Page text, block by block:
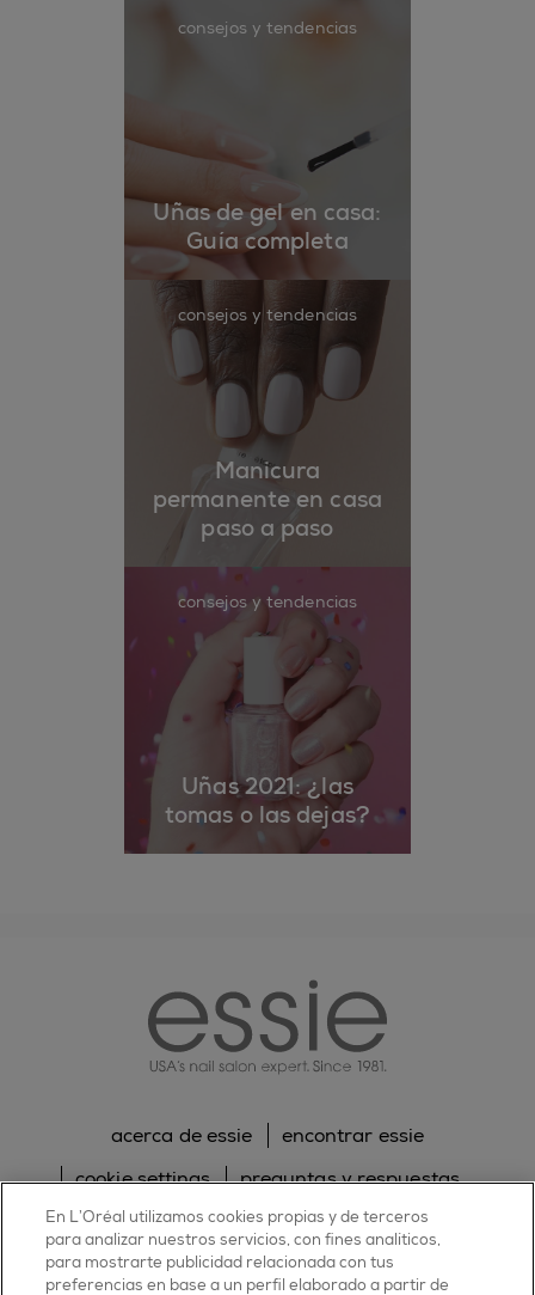
consejos y tendencias
Uñas de gel en casa:
Guía completa
consejos y tendencias
Manicura
permanente en casa
paso a paso
consejos y tendencias
Uñas 2021: ¿las
tomas o las dejas?
acerca de essie
encontrar essie
cookie settings
preguntas y respuestas
sitemap
contacta con nosotros
política de cookies
política de privacidad
En L’Oréal utilizamos cookies propias y de terceros
para analizar nuestros servicios, con fines analíticos,
para mostrarte publicidad relacionada con tus
preferencias en base a un perfil elaborado a partir de